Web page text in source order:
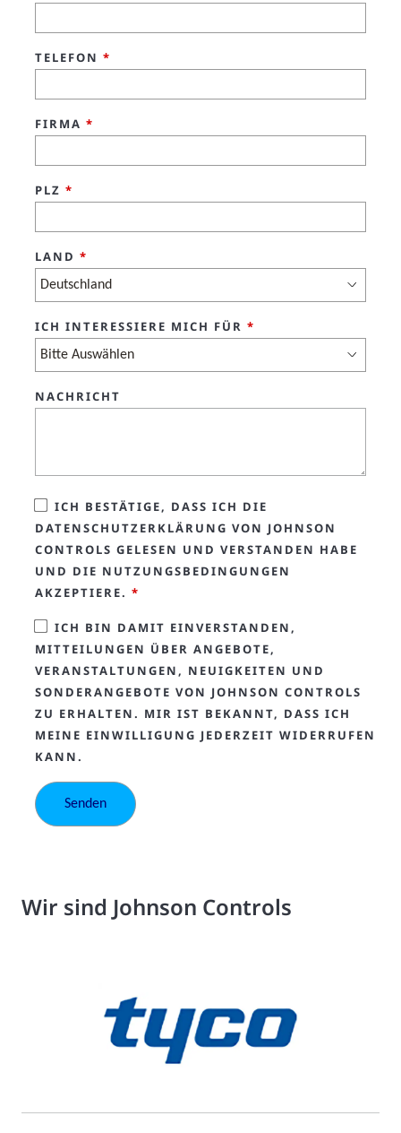
TELEFON *
FIRMA *
PLZ *
LAND *
ICH INTERESSIERE MICH FÜR *
NACHRICHT
ICH BESTÄTIGE, DASS ICH DIE
DATENSCHUTZERKLÄRUNG VON JOHNSON
CONTROLS GELESEN UND VERSTANDEN HABE
UND DIE NUTZUNGSBEDINGUNGEN
AKZEPTIERE. *
ICH BIN DAMIT EINVERSTANDEN,
MITTEILUNGEN ÜBER ANGEBOTE,
VERANSTALTUNGEN, NEUIGKEITEN UND
SONDERANGEBOTE VON JOHNSON CONTROLS
ZU ERHALTEN. MIR IST BEKANNT, DASS ICH
MEINE EINWILLIGUNG JEDERZEIT WIDERRUFEN
KANN.
Wir sind Johnson Controls